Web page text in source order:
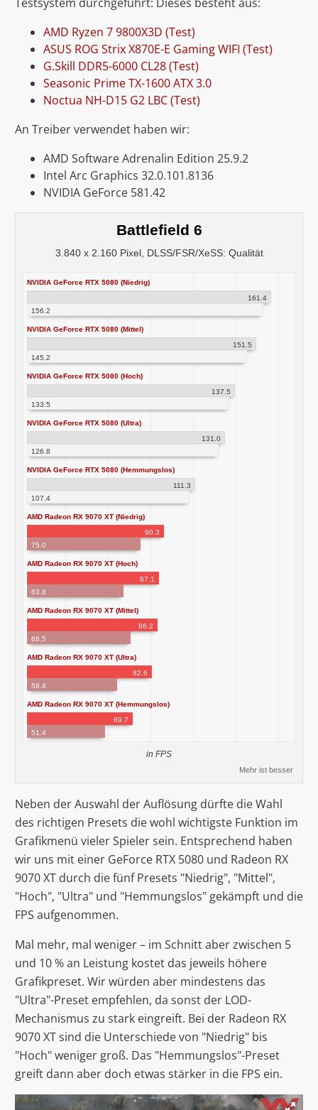
AMD Ryzen 7 9800X3D (Test)
ASUS ROG Strix X870E-E Gaming WIFI (Test)
G.Skill DDR5-6000 CL28 (Test)
Seasonic Prime TX-1600 ATX 3.0
Noctua NH-D15 G2 LBC (Test)
An Treiber verwendet haben wir:
AMD Software Adrenalin Edition 25.9.2
Intel Arc Graphics 32.0.101.8136
NVIDIA GeForce 581.42
Battlefield 6
3.840 x 2.160 Pixel, DLSS/FSR/XeSS: Qualität
NVIDIA GeForce RTX 5080 (Niedrig)
161.4
156.2
NVIDIA GeForce RTX 5080 (Mittel)
151.5
145.2
NVIDIA GeForce RTX 5080 (Hoch)
137.5
133.5
NVIDIA GeForce RTX 5080 (Ultra)
131.0
126.8
NVIDIA GeForce RTX 5080 (Hemmungslos)
111.3
107.4
AMD Radeon RX 9070 XT (Niedrig)
90.3
75.0
AMD Radeon RX 9070 XT (Hoch)
87.1
63.8
AMD Radeon RX 9070 XT (Mittel)
86.2
68.5
AMD Radeon RX 9070 XT (Ultra)
82.6
59.4
AMD Radeon RX 9070 XT (Hemmungslos)
69.7
51.4
in FPS
Mehr ist besser
Neben der Auswahl der Auflösung dürfte die Wahl
des richtigen Presets die wohl wichtigste Funktion im
Grafikmenü vieler Spieler sein. Entsprechend haben
wir uns mit einer GeForce RTX 5080 und Radeon RX
9070 XT durch die fünf Presets "Niedrig", "Mittel",
"Hoch", "Ultra" und "Hemmungslos" gekämpft und die
FPS aufgenommen.
Mal mehr, mal weniger – im Schnitt aber zwischen 5
und 10 % an Leistung kostet das jeweils höhere
Grafikpreset. Wir würden aber mindestens das
"Ultra"-Preset empfehlen, da sonst der LOD-
Mechanismus zu stark eingreift. Bei der Radeon RX
9070 XT sind die Unterschiede von "Niedrig" bis
"Hoch" weniger groß. Das "Hemmungslos"-Preset
greift dann aber doch etwas stärker in die FPS ein.